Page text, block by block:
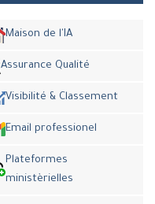
Maison de l'IA
Assurance Qualité
Visibilité & Classement
Email professionel
Plateformes
ministèrielles